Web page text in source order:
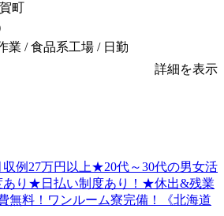
町
業 / 食品系工場 / 日勤
詳細を表示